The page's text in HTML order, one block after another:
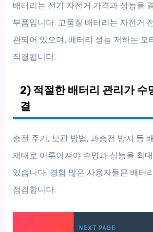
배터리는 전기 자전거 가격과 성능을
부품입니다. 고품질 배터리는 자전거
관되어 있으며, 배터리 성능 저하는 모
직결됩니다.
2) 적절한 배터리 관리가 수
결
충전 주기, 보관 방법, 과충전 방지 등
제대로 이루어져야 수명과 성능을 최
있습니다. 경험 많은 사용자들은 배터
점검합니다.
NEXT PAGE